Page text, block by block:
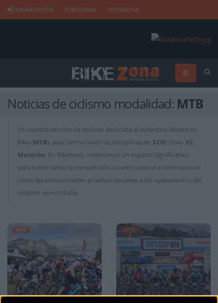
INICIAR SESIÓN PUBLICIDAD CONTACTAR
Noticias de ciclismo modalidad: MTB
En nuestra sección de noticias dedicada al auténtico Mountain
Bike (MTB), abarcamos tanto las disciplinas de XCO como XC
Maratón. En Bikezona, reservamos un espacio significativo
para cubrir tanto la competición a nivel nacional e internacional
como las emocionantes pruebas cercanas a los apasionados del
ciclismo de montaña.
MTB MTB